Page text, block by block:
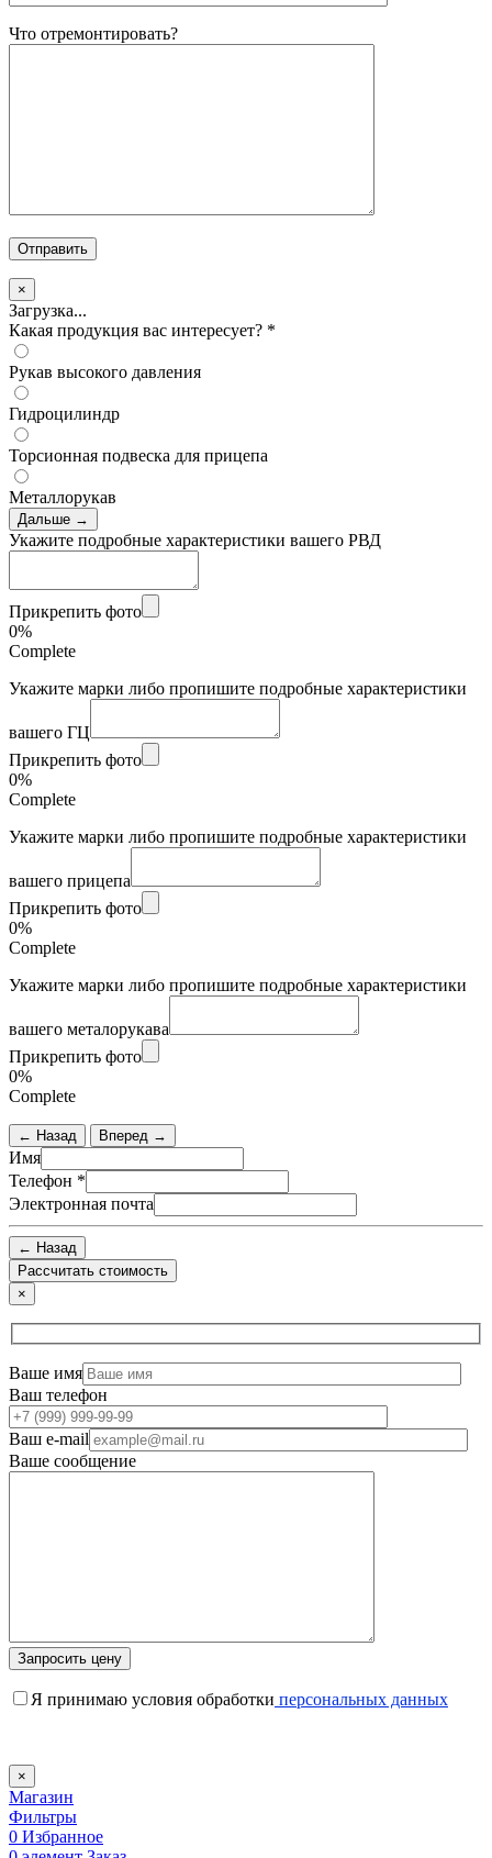
Что отремонтировать?
×
Загрузка...
Какая продукция вас интересует? *
Рукав высокого давления
Гидроцилиндр
Торсионная подвеска для прицепа
Металлорукав
Дальше →
Укажите подробные характеристики вашего РВД
Прикрепить фото
0%
Complete
Укажите марки либо пропишите подробные характеристики
вашего ГЦ
Прикрепить фото
0%
Complete
Укажите марки либо пропишите подробные характеристики
вашего прицепа
Прикрепить фото
0%
Complete
Укажите марки либо пропишите подробные характеристики
вашего металорукава
Прикрепить фото
0%
Complete
← Назад Вперед →
Имя
Телефон *
Электронная почта
← Назад
×
Ваше имя
Ваш телефон
Ваш e-mail
Ваше сообщение
Я принимаю условия обработки персональных данных
×
Магазин
Фильтры
0 Избранное